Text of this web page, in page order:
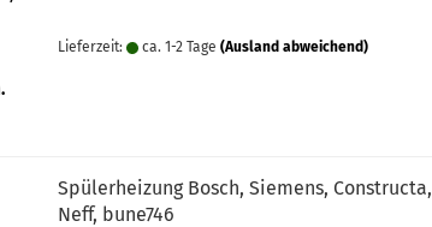
Lieferzeit: ca. 1-2 Tage (Ausland abweichend)
Spülerheizung Bosch, Siemens, Constructa,
Neff, bune746